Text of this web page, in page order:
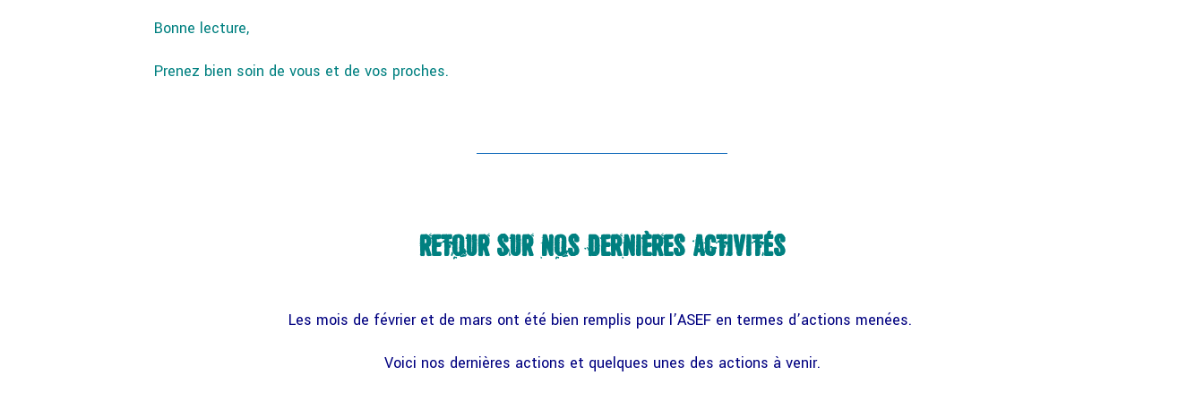
Bonne lecture,
Prenez bien soin de vous et de vos proches.
RETOUR SUR NOS DERNIÈRES ACTIVITÉS
Les mois de février et de mars ont été bien remplis pour l’ASEF en termes d’actions menées.
Voici nos dernières actions et quelques unes des actions à venir.